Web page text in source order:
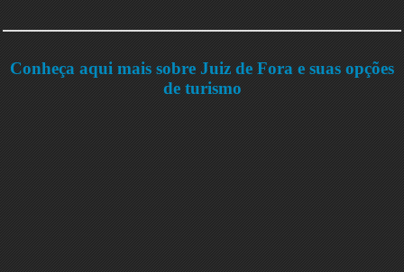
Conheça aqui mais sobre Juiz de Fora e suas opções
de turismo